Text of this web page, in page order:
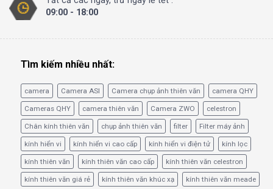
09:00 - 18:00
Tìm kiếm nhiều nhất:
camera Camera ASI Camera chụp ảnh thiên văn camera QHY
Cameras QHY camera thiên văn Camera ZWO celestron
Chân kính thiên văn chụp ảnh thiên văn filter Filter máy ảnh
kính hiển vi kính hiển vi cao cấp kính hiển vi điện tử kính lọc
kính thiên văn kính thiên văn cao cấp kính thiên văn celestron
kính thiên văn giá rẻ kính thiên văn khúc xạ kính thiên văn meade